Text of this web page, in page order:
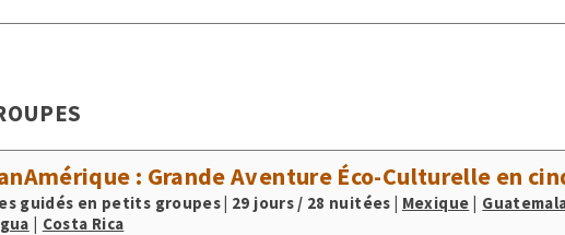
: Grande Aventure Éco-Culturelle en
guidés en petits groupes | 29 jours / 28 nuitées| Mexique
Costa Rica